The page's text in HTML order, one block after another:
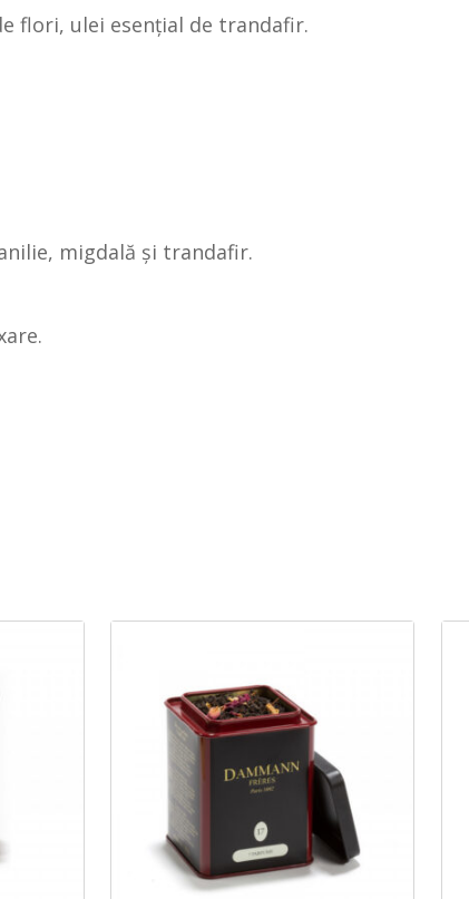
flori, ulei esențial de trandafir.
migdală și trandafir.